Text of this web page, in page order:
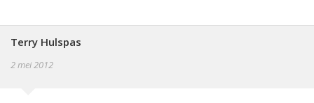
Terry Hulspas
2 mei 2012